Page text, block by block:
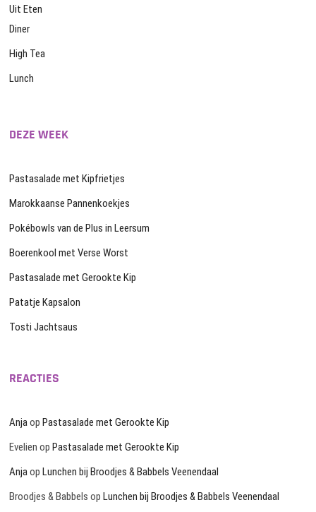
Uit Eten
Diner
High Tea
Lunch
DEZE WEEK
Pastasalade met Kipfrietjes
Marokkaanse Pannenkoekjes
Pokébowls van de Plus in Leersum
Boerenkool met Verse Worst
Pastasalade met Gerookte Kip
Patatje Kapsalon
Tosti Jachtsaus
REACTIES
AnjaopPastasalade met Gerookte Kip
Evelien opPastasalade met Gerookte Kip
AnjaopLunchen bij Broodjes & Babbels Veenendaal
Broodjes & Babbels opLunchen bij Broodjes & Babbels Veenendaal